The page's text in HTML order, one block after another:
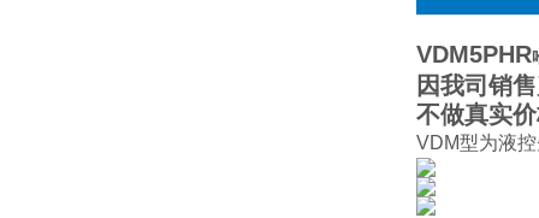
VDM5PHR
因我司销
不做真实
VDM型为液